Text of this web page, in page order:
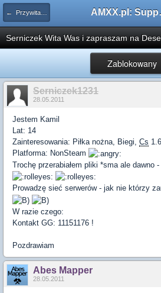
← Przywitaj się
Serniczek Wita Was i zapraszam na
Zablokowany
Serniczek1231
28.05.2011
Jestem Kamil
Lat: 14
Zainteresowania: Piłka nożna, Biegi, Cs 1.6
Platforma: NonSteam
Trochę przerabiałem pliki *sma ale dawno
Prowadzę sieć serwerów - jak nie którzy
W razie czego:
Kontakt GG: 11151176 !
Pozdrawiam
Abes Mapper
28.05.2011